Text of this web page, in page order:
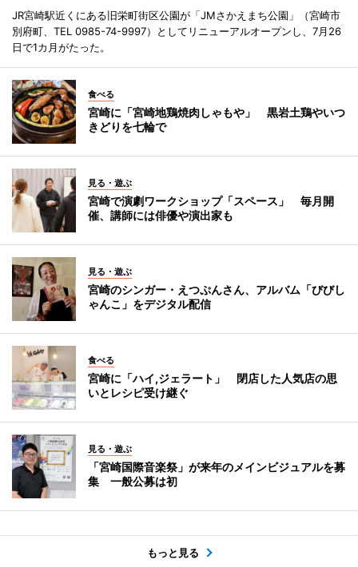
JR宮崎駅近くにある旧栄町街区公園が「JMさかえまち公園」（宮崎市
別府町、TEL 0985-74-9997）としてリニューアルオープンし、7月26
日で1カ月がたった。
食べる
宮崎に「宮崎地鶏焼肉しゃもや」 黒岩土鶏やいつ
きどりを七輪で
見る・遊ぶ
宮崎で演劇ワークショップ「スペース」 毎月開
催、講師には俳優や演出家も
見る・遊ぶ
宮崎のシンガー・えつぷんさん、アルバム「びびし
ゃんこ」をデジタル配信
食べる
宮崎に「ハイ,ジェラート」 閉店した人気店の思
いとレシピ受け継ぐ
見る・遊ぶ
「宮崎国際音楽祭」が来年のメインビジュアルを募
集 一般公募は初
もっと見る